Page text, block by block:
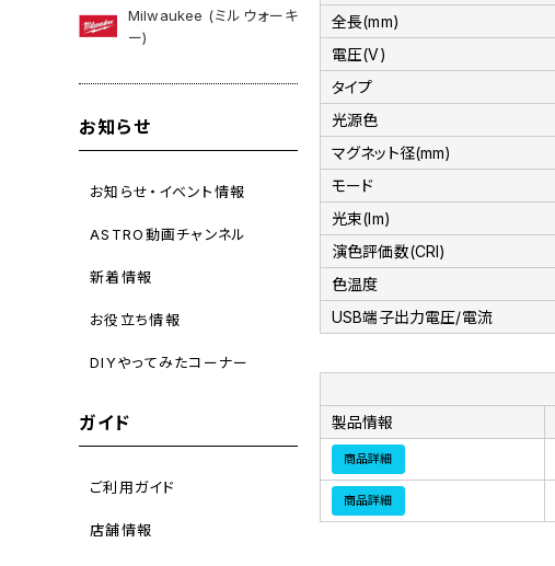
Milwaukee (ミルウォーキ
ー)
お知らせ
お知らせ・イベント情報
ASTRO動画チャンネル
新着情報
お役立ち情報
DIYやってみたコーナー
ガイド
ご利用ガイド
店舗情報
全長(mm)
電圧(V)
タイプ
光源色
マグネット径(mm)
モード
光束(lm)
演色評価数(CRI)
色温度
USB端子出力電圧/電流
製品情報
商品詳細
商品詳細